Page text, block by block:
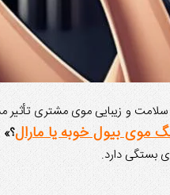
و زیبایی موی مشتری تأثیر
موی بیول خوبه یا مارال؟»
بستگی دارد.